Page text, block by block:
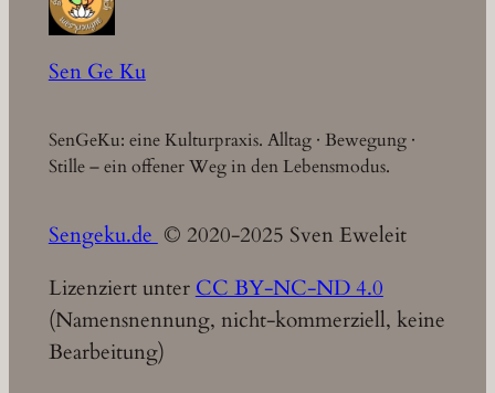
Sen Ge Ku
SenGeKu: eine Kulturpraxis. Alltag · Bewegung ·
Stille – ein offener Weg in den Lebensmodus.
Sengeku.de © 2020-2025 Sven Eweleit
Lizenziert unter CC BY-NC-ND 4.0
(Namensnennung, nicht-kommerziell, keine
Bearbeitung)